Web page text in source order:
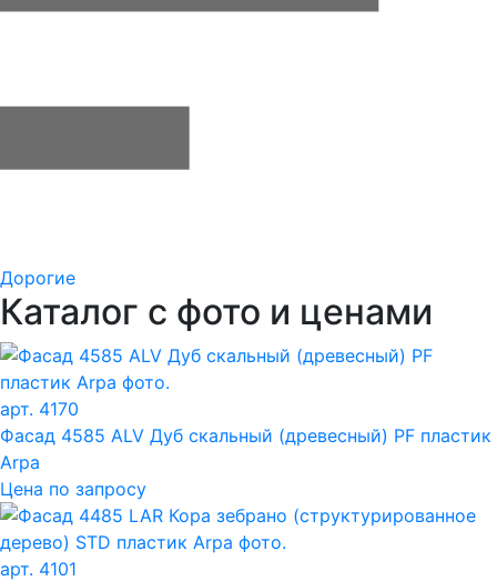
Дорогие
Каталог с фото и ценами
арт. 4170
Фасад 4585 ALV Дуб скальный (древесный) PF пластик
Arpa
Цена по запросу
арт. 4101